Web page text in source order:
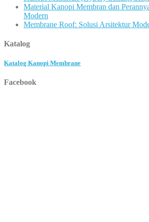
Material Kanopi Membran dan
Modern
Membrane Roof: Solusi Arsitektur
Katalog
Katalog Kanopi Membrane
Facebook